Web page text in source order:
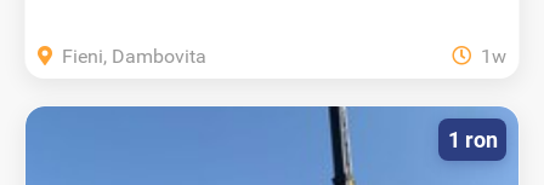
Fieni, Dambovita 1w
1 ron